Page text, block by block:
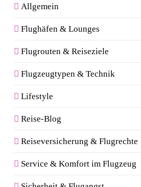
Allgemein
Flughäfen & Lounges
Flugrouten & Reiseziele
Flugzeugtypen & Technik
Lifestyle
Reise-Blog
Reiseversicherung & Flugrechte
Service & Komfort im Flugzeug